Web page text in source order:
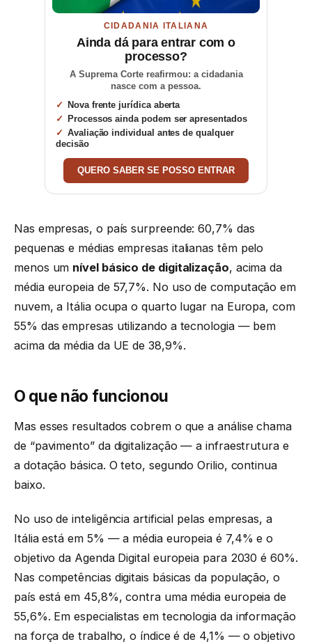
CIDADANIA ITALIANA
Ainda dá para entrar com o
processo?
A Suprema Corte reafirmou: a cidadania
nasce com a pessoa.
Nova frente jurídica aberta
Processos ainda podem ser apresentados
Avaliação individual antes de qualquer
decisão
QUERO SABER SE POSSO ENTRAR
Nas empresas, o país surpreende: 60,7% das
pequenas e médias empresas italianas têm pelo
menos um nível básico de digitalização, acima da
média europeia de 57,7%. No uso de computação em
nuvem, a Itália ocupa o quarto lugar na Europa, com
55% das empresas utilizando a tecnologia — bem
acima da média da UE de 38,9%.
O que não funcionou
Mas esses resultados cobrem o que a análise chama
de “pavimento” da digitalização — a infraestrutura e
a dotação básica. O teto, segundo Orilio, continua
baixo.
No uso de inteligência artificial pelas empresas, a
Itália está em 5% — a média europeia é 7,4% e o
objetivo da Agenda Digital europeia para 2030 é 60%.
Nas competências digitais básicas da população, o
país está em 45,8%, contra uma média europeia de
55,6%. Em especialistas em tecnologia da informação
na força de trabalho, o índice é de 4,1% — o objetivo